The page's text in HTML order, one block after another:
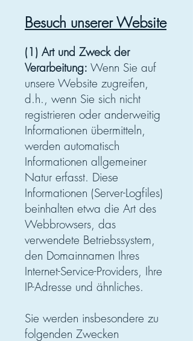
Besuch unserer Website
(1) Art und Zweck der
Verarbeitung: Wenn Sie auf
unsere Website zugreifen,
d.h., wenn Sie sich nicht
registrieren oder anderweitig
Informationen übermitteln,
werden automatisch
Informationen allgemeiner
Natur erfasst. Diese
Informationen (Server-Logfiles)
beinhalten etwa die Art des
Webbrowsers, das
verwendete Betriebssystem,
den Domainnamen Ihres
Internet-Service-Providers, Ihre
IP-Adresse und ähnliches.
Sie werden insbesondere zu
folgenden Zwecken